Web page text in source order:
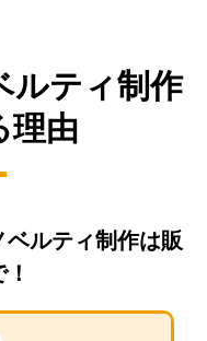
ルティ制作
理由
ベルティ制作は販